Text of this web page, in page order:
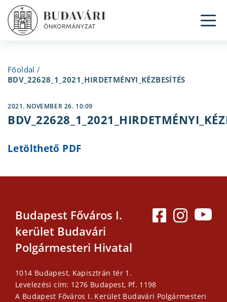
Főoldal /
BDV_22628_1_2021_HIRDETMÉNYI_KÉZBESÍTÉS
2021. NOVEMBER 26. 10:09
Letölthető PDF
Budapest Főváros I.
kerület Budavári
Polgármesteri Hivatal
1014 Budapest, Kapisztrán tér 1.
Levelezési cím: 1276 Budapest, Pf. 1198
A Budapest Főváros I. Kerület Budavári Polgármesteri